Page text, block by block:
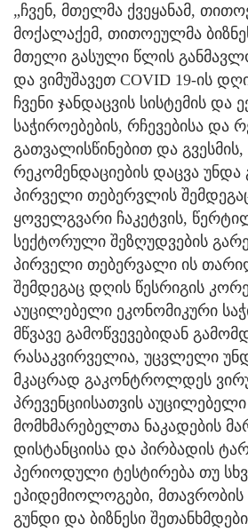
„ჩვენ, მთელმა ქვეყანამ,
მოქალაქემ, თითოეულმა
მთელი გასული წლის
და ვიმუშავეთ COVID 19-ის
ჩვენი ჯანდაცვის სისტემის და
საჭიროებების, რჩევებისა და
გათვალისწინებით და
რეკომენდაციების დაცვა
პირველი თებერვლის
ყოველგვარი ჩაკეტვის,
სექტორული შეზღუდვების
პირველი თებერვალი ის
შემდეგაც დღის წესრიგის
აუცილებელი ეკონომიკური
მწვავე გამოწვევებიდან
რასაკვირველია, უცვლელი
მკაცრად გაკონტროლდეს
პრევენციისათვის აუცილებელი
მომხმარებელთა ნაკადების
დისტანციისა და პირბადის
პერიოდული ტესტირება თუ
ეპიდემიოლოგები, მთავრობის
გუნდი და ბიზნესი